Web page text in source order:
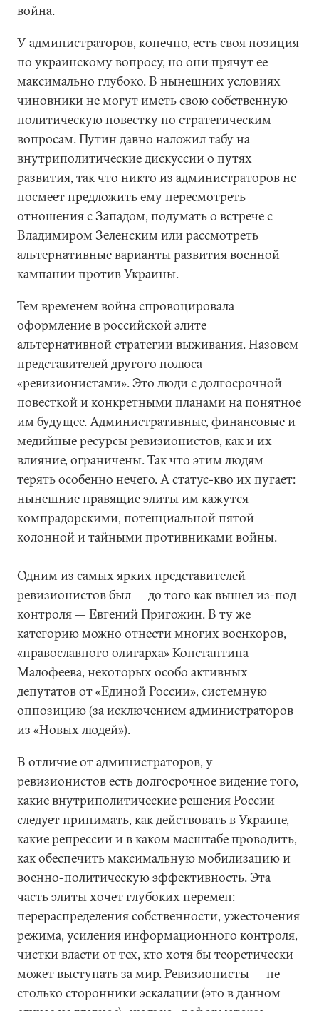
война.
У администраторов, конечно, есть своя позиция
по украинскому вопросу, но они прячут ее
максимально глубоко. В нынешних условиях
чиновники не могут иметь свою собственную
политическую повестку по стратегическим
вопросам. Путин давно наложил табу на
внутриполитические дискуссии о путях
развития, так что никто из администраторов не
посмеет предложить ему пересмотреть
отношения с Западом, подумать о встрече с
Владимиром Зеленским или рассмотреть
альтернативные варианты развития военной
кампании против Украины.
Тем временем война спровоцировала
оформление в российской элите
альтернативной стратегии выживания. Назовем
представителей другого полюса
«ревизионистами». Это люди с долгосрочной
повесткой и конкретными планами на понятное
им будущее. Административные, финансовые и
медийные ресурсы ревизионистов, как и их
влияние, ограничены. Так что этим людям
терять особенно нечего. А статус-кво их пугает:
нынешние правящие элиты им кажутся
компрадорскими, потенциальной пятой
колонной и тайными противниками войны.
Одним из самых ярких представителей
ревизионистов был — до того как вышел из-под
контроля — Евгений Пригожин. В ту же
категорию можно отнести многих военкоров,
«православного олигарха» Константина
Малофеева, некоторых особо активных
депутатов от «Единой России», системную
оппозицию (за исключением администраторов
из «Новых людей»).
В отличие от администраторов, у
ревизионистов есть долгосрочное видение того,
какие внутриполитические решения России
следует принимать, как действовать в Украине,
какие репрессии и в каком масштабе проводить,
как обеспечить максимальную мобилизацию и
военно-политическую эффективность. Эта
часть элиты хочет глубоких перемен:
перераспределения собственности, ужесточения
режима, усиления информационного контроля,
чистки власти от тех, кто хотя бы теоретически
может выступать за мир. Ревизионисты — не
столько сторонники эскалации (это в данном